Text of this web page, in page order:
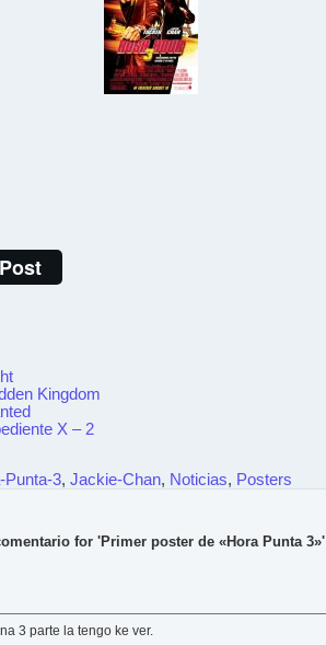
Post
Kingdom
X – 2
Punta-3, Jackie-Chan, Noticias, Posters
for 'Primer poster de «Hora Punta 3»'
3 parte la tengo ke ver.